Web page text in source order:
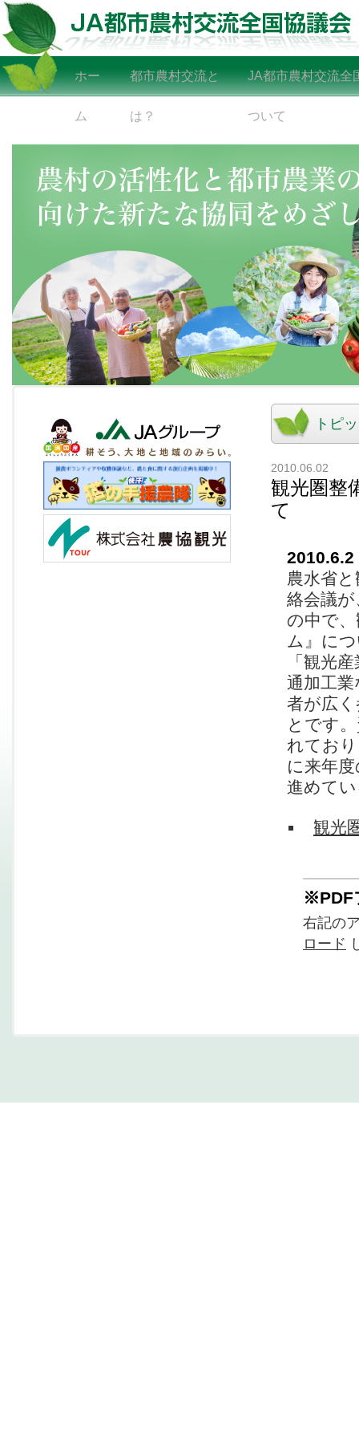
ホー
ム
都市農村交流と
は？
JA都市農村交流全
ついて
トピ
2010.06.02
観光圏整
て
2010.6.2
農水省
絡会議
の中で
ム』に
「観光
通加工
者が広
とです
れてお
に来年
進めて
観光
※PDF
右記の
ロード